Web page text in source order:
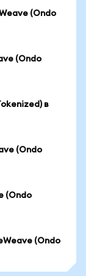
(Ondo
(Ondo
в
(Ondo
(Ondo
(Ondo